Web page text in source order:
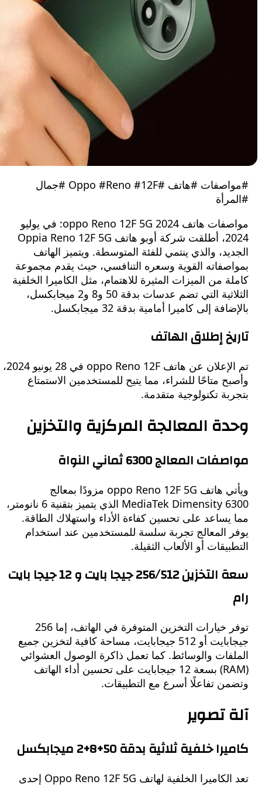
#مواصفات #هاتف #Oppo #Reno #12F #جمال
مواصفات هاتف oppo Reno 12F 5G 2024: في يوليو
2024، أطلقت شركة أوبو هاتف Oppia Reno 12F 5G
والذي ينتمي للفئة المتوسطة. ويتميز الهاتف
القوية وسعره التنافسي، حيث يقدم مجموعة
من الميزات المثيرة للاهتمام، مثل الكاميرا الخلفية
الثلاثية التي تضم عدسات بدقة 50 و8 و2 ميجابكسل،
إلى كاميرا أمامية بدقة 32 ميجابكسل.
إطلاق الهاتف
تم الإعلان عن هاتف oppo Reno 12F في 28 يونيو 2024،
متاحًا للشراء، مما يتيح للمستخدمين الاستمتاع
تكنولوجية متقدمة.
المعالجة المركزية والتخزين
المعالج 6300 ثماني النواة
ويأتي هاتف oppo Reno 12F 5G مزودًا بمعالج
MediaTek Dimensity 6300 الذي يتميز بتقنية 6 نانومتر،
على تحسين كفاءة الأداء واستهلاك الطاقة.
المعالج تجربة سلسة للمستخدمين عند استخدام
أو الألعاب الثقيلة.
سعة التخزين 256/512 جيجا بايت و 12 جيجا بايت
توفر خيارات التخزين المتوفرة في الهاتف، إما 256
جيجابايت أو 512 جيجابايت، مساحة كافية لتخزين جميع
والوسائط. كما تعمل ذاكرة الوصول العشوائي
(RAM) بسعة 12 جيجابايت على تحسين أداء الهاتف
تفاعلًا أسرع مع التطبيقات.
تصوير
ثلاثية بدقة 50+8+2 ميجابكسل
تعد الكاميرا الخلفية لهاتف Oppo Reno 12F 5G إحدى